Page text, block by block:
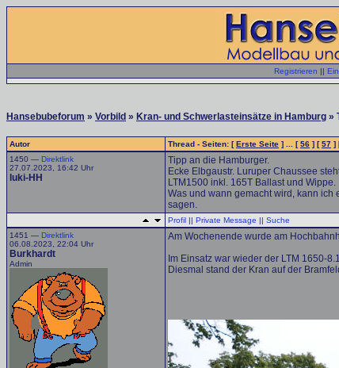
Registrieren ||
Hansebubeforum » Vorbild » Kran- und Schwerlasteinsätze in Hamburg »
Autor Thread - Seiten: [Erste Seite ] ... [56 ] [57 ]
1450 — Direktlink
27.07.2023, 16:42 Uhr
luki-HH
Tipp an die Hamburger.
Ecke Elbgaustr. Luruper Chaussee
LTM1500 inkl. 165T Ballast und Wippe.
Was und wann gemacht wird, kann ich
sagen.
Profil || Private Message || Suche
1451 — Direktlink
06.08.2023, 22:04 Uhr
Burkhardt
Admin
Am Wochenende wurde am
Im Einsatz war wieder der LTM 1650-
Diesmal stand der Kran auf der